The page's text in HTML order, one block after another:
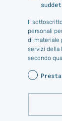
Il
personali
di materiale
servizi della
secondo